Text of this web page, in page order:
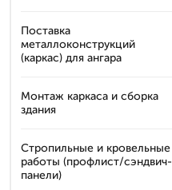
Поставка
металлоконструкций
(каркас) для ангара
Монтаж каркаса и сборка
здания
Стропильные и кровельные
работы (профлист/сэндвич-
панели)